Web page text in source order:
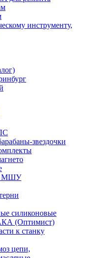
инструменту,
звездочки
МШУ
силиконовые
(Оптимист)
к станку
цепи,